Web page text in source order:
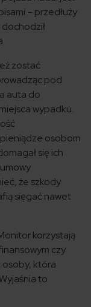
– przedłuży
zostać
pod
auta do
wypadku.
osobom
się ich
że szkody
sięgać nawet
korzystają
czy
która
to